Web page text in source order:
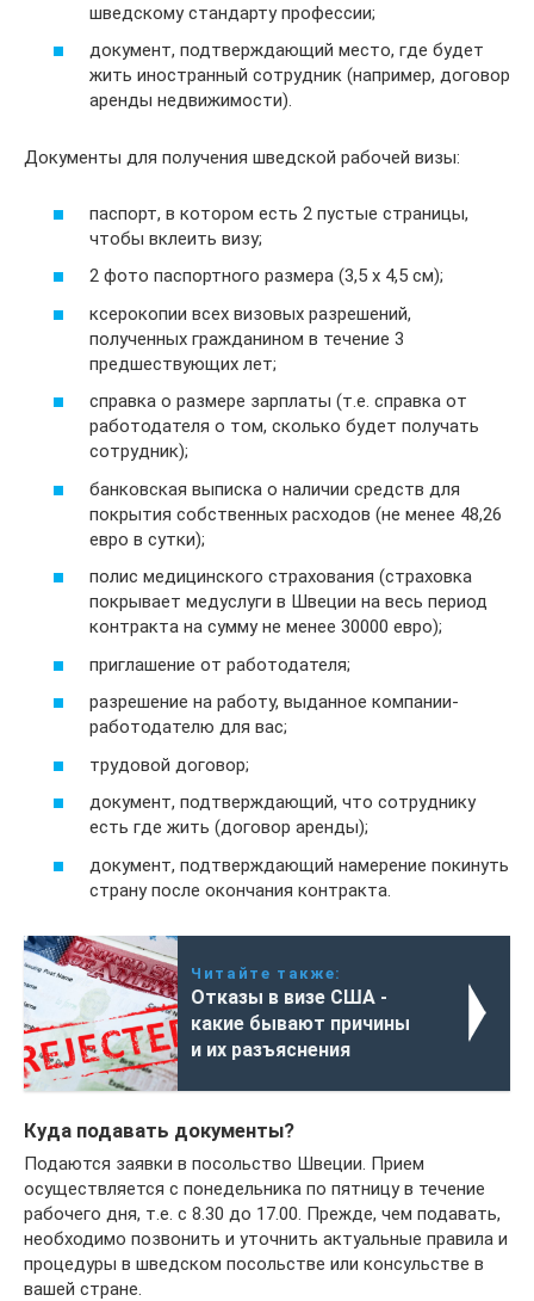
шведскому стандарту профессии;
документ, подтверждающий место, где будет
жить иностранный сотрудник (например, договор
аренды недвижимости).
Документы для получения шведской рабочей визы:
паспорт, в котором есть 2 пустые страницы,
чтобы вклеить визу;
2 фото паспортного размера (3,5 х 4,5 см);
ксерокопии всех визовых разрешений,
полученных гражданином в течение 3
предшествующих лет;
справка о размере зарплаты (т.е. справка от
работодателя о том, сколько будет получать
сотрудник);
банковская выписка о наличии средств для
покрытия собственных расходов (не менее 48,26
евро в сутки);
полис медицинского страхования (страховка
покрывает медуслуги в Швеции на весь период
контракта на сумму не менее 30000 евро);
приглашение от работодателя;
разрешение на работу, выданное компании-
работодателю для вас;
трудовой договор;
документ, подтверждающий, что сотруднику
есть где жить (договор аренды);
документ, подтверждающий намерение покинуть
страну после окончания контракта.
Читайте также:
Отказы в визе США -
какие бывают причины
и их разъяснения
Куда подавать документы?
Подаются заявки в посольство Швеции. Прием
осуществляется с понедельника по пятницу в течение
рабочего дня, т.е. с 8.30 до 17.00. Прежде, чем подавать,
необходимо позвонить и уточнить актуальные правила и
процедуры в шведском посольстве или консульстве в
вашей стране.